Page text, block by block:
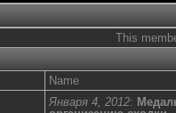
This
Name
Января 4, 2012: